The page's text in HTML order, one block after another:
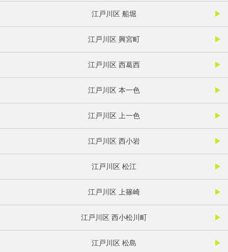
江戸川区 船堀
江戸川区 興宮町
江戸川区 西葛西
江戸川区 本一色
江戸川区 上一色
江戸川区 西小岩
江戸川区 松江
江戸川区 上篠崎
江戸川区 西小松川町
江戸川区 松島